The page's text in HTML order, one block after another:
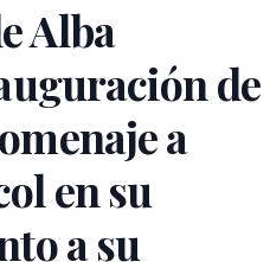
Alba
de
a
en su
a su